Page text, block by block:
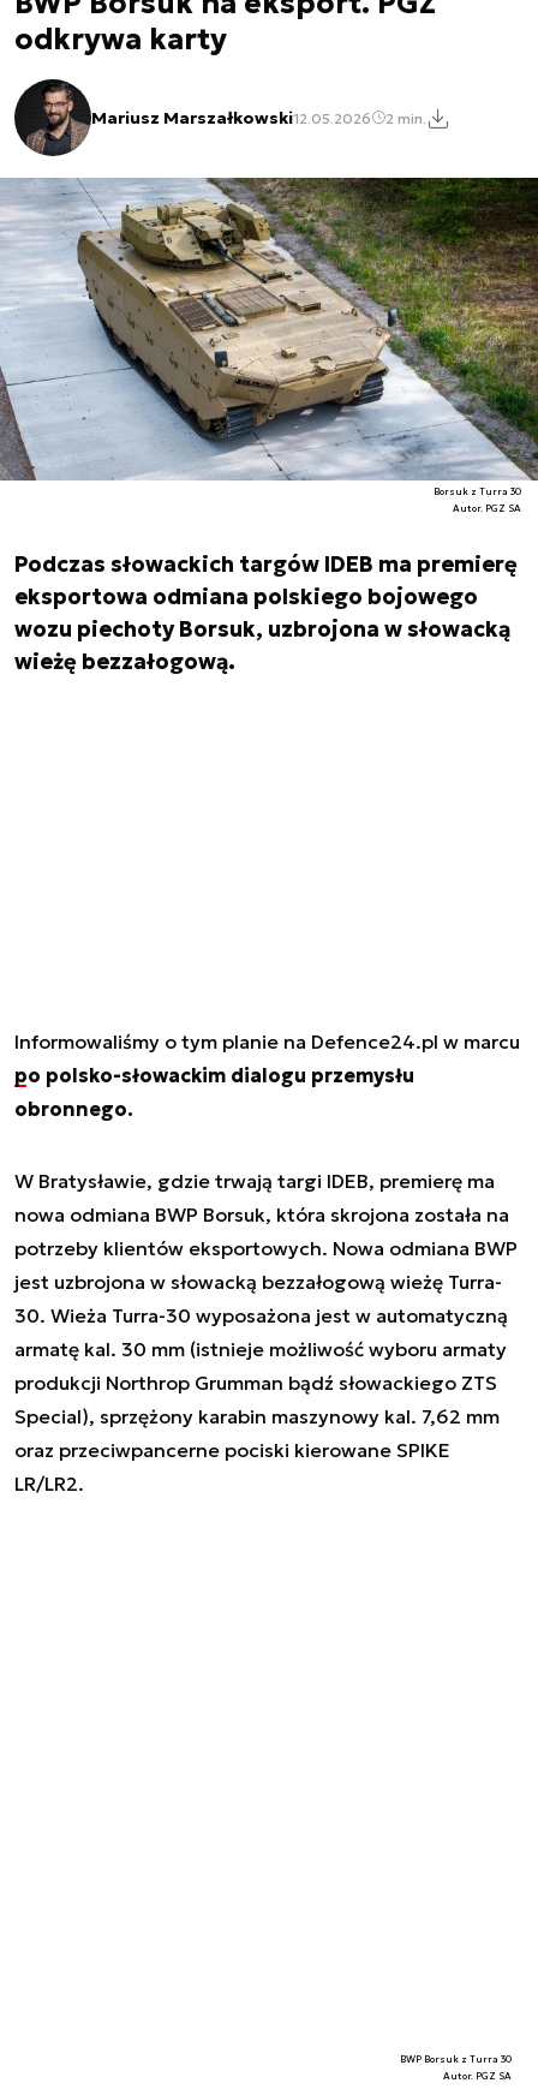
odkrywa karty
Mariusz Marszałkowski12.05.2026 2 min.
Borsuk z Turra 30
Autor. PGZ SA
Podczas słowackich targów IDEB ma premierę
eksportowa odmiana polskiego bojowego
wozu piechoty Borsuk, uzbrojona w słowacką
wieżę bezzałogową.
Informowaliśmy o tym planie na Defence24.pl w marcu
po polsko-słowackim dialogu przemysłu
obronnego.
W Bratysławie, gdzie trwają targi IDEB, premierę ma
nowa odmiana BWP Borsuk, która skrojona została na
potrzeby klientów eksportowych. Nowa odmiana BWP
jest uzbrojona w słowacką bezzałogową wieżę Turra-
30. Wieża Turra-30 wyposażona jest w automatyczną
armatę kal. 30 mm (istnieje możliwość wyboru armaty
produkcji Northrop Grumman bądź słowackiego ZTS
Special), sprzężony karabin maszynowy kal. 7,62 mm
oraz przeciwpancerne pociski kierowane SPIKE
LR/LR2.
BWP Borsuk z Turra 30
Autor. PGZ SA